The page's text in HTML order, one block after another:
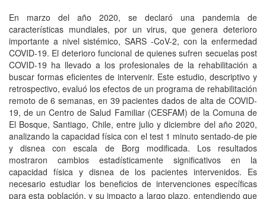
En marzo del año 2020, se declaró una pandemia de
características mundiales, por un virus, que genera deterioro
importante a nivel sistémico, SARS -CoV-2, con la enfermedad
COVID-19. El deterioro funcional de quienes sufren secuelas post
COVID-19 ha llevado a los profesionales de la rehabilitación a
buscar formas eficientes de intervenir. Este estudio, descriptivo y
retrospectivo, evaluó los efectos de un programa de rehabilitación
remoto de 6 semanas, en 39 pacientes dados de alta de COVID-
19, de un Centro de Salud Familiar (CESFAM) de la Comuna de
El Bosque, Santiago, Chile, entre julio y diciembre del año 2020,
analizando la capacidad física con el test 1 minuto sentado-de pie
y disnea con escala de Borg modificada. Los resultados
mostraron cambios estadísticamente significativos en la
capacidad física y disnea de los pacientes intervenidos. Es
necesario estudiar los beneficios de intervenciones específicas
para esta población, y su impacto a largo plazo, entendiendo que